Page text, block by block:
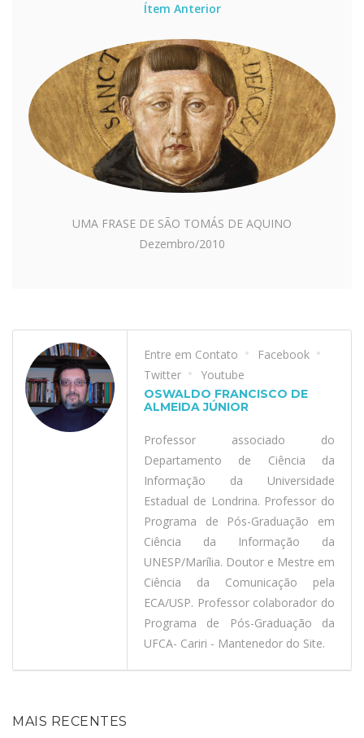
Ítem Anterior
UMA FRASE DE SÃO TOMÁS DE AQUINO
Dezembro/2010
Entre em Contato
Facebook
Twitter
Youtube
OSWALDO FRANCISCO DE
ALMEIDA JÚNIOR
Professor associado do
Departamento de Ciência da
Informação da Universidade
Estadual de Londrina. Professor do
Programa de Pós-Graduação em
Ciência da Informação da
UNESP/Marília. Doutor e Mestre em
Ciência da Comunicação pela
ECA/USP. Professor colaborador do
Programa de Pós-Graduação da
UFCA- Cariri - Mantenedor do Site.
MAIS RECENTES